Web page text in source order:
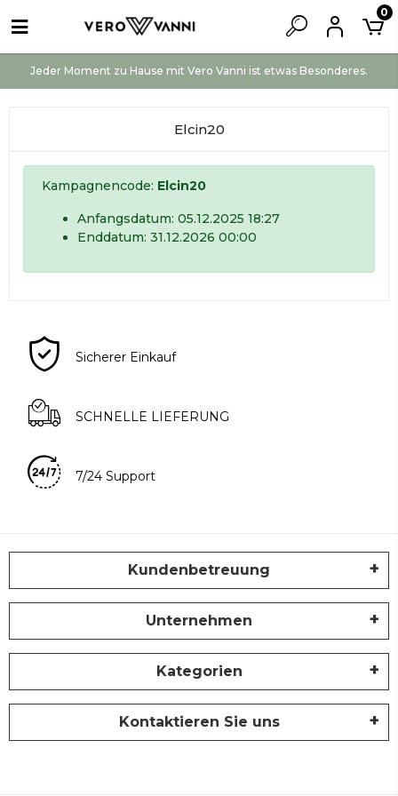
Jeder Moment zu Hause mit Vero Vanni ist etwas Besonderes.
0
Elcin20
Kampagnencode: Elcin20
Anfangsdatum: 05.12.2025 18:27
Enddatum: 31.12.2026 00:00
Sicherer Einkauf
SCHNELLE LIEFERUNG
7/24 Support
Kundenbetreuung
Unternehmen
Kategorien
Kontaktieren Sie uns